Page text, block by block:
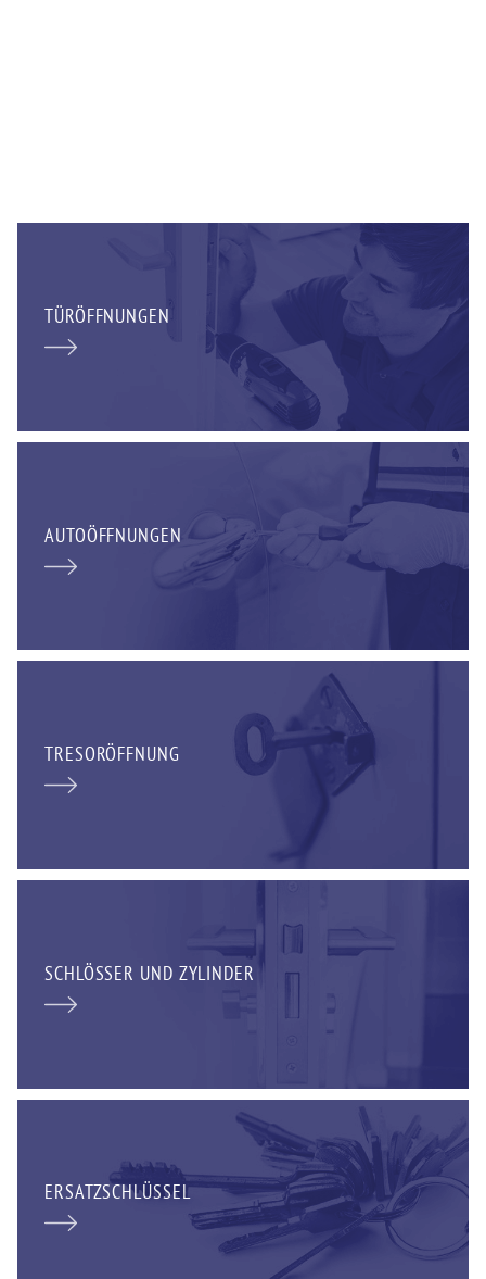
TÜRÖFFNUNGEN
AUTOÖFFNUNGEN
TRESORÖFFNUNG
SCHLÖSSER UND ZYLINDER
ERSATZSCHLÜSSEL